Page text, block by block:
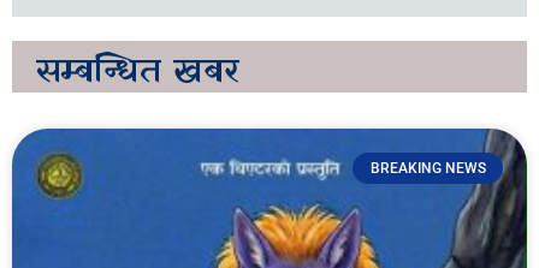
सम्बन्धित खबर
BREAKING NEWS